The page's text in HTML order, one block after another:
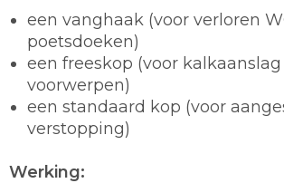
een vanghaak (voor verloren
poetsdoeken)
een freeskop (voor
voorwerpen)
een standaard kop (voor
verstopping)
Werking: